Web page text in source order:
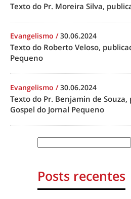
Texto do Pr. Moreira Silva,
Evangelismo /30.06.2024
Texto do Roberto Veloso,
Pequeno
Evangelismo /30.06.2024
Texto do Pr. Benjamin de
Gospel do Jornal Pequeno
Posts recentes